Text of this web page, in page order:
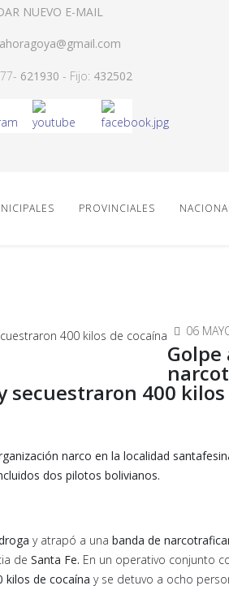
NUEVO E-MAIL
621930 - Fijo: 432502
PROVINCIALES
06
Golpe
secuestraron 400 kilos
narco en la localidad
dos pilotos bolivianos.
y atrapó a una banda de
de Santa Fe. En un operativo conjunto
kilos de cocaína y se detuvo a ocho